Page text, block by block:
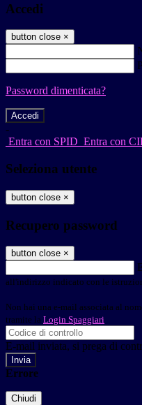
Accedi
button close ×
Password dimenticata?
-
Entra con SPID Entra con
Seleziona utente
button close ×
Recupero password
button close ×
all'indirizzo indicato con le
Non hai una e-mail associata al
tramite la Login Spaggiari
E-mail inviata, si prega di
Errore
Chiudi